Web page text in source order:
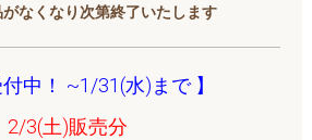
なくなり次第終了いたします
付中！ ~1/31(水)まで 】
2/3(土)販売分